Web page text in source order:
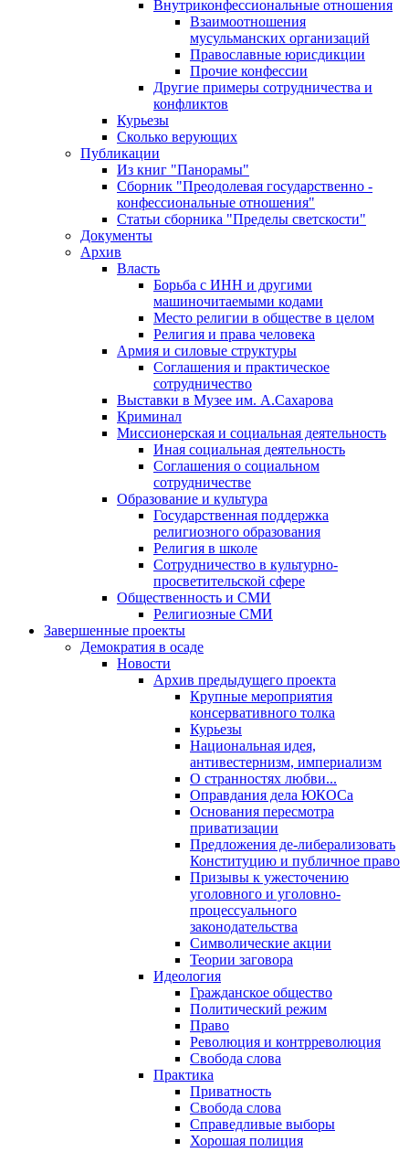
Внутриконфессиональные отношения
Взаимоотношения
мусульманских организаций
Православные юрисдикции
Прочие конфессии
Другие примеры сотрудничества и
конфликтов
Курьезы
Сколько верующих
Публикации
Из книг "Панорамы"
Сборник "Преодолевая государственно -
конфессиональные отношения"
Статьи сборника "Пределы светскости"
Документы
Архив
Власть
Борьба с ИНН и другими
машиночитаемыми кодами
Место религии в обществе в целом
Религия и права человека
Армия и силовые структуры
Соглашения и практическое
сотрудничество
Выставки в Музее им. А.Сахарова
Криминал
Миссионерская и социальная деятельность
Иная социальная деятельность
Соглашения о социальном
сотрудничестве
Образование и культура
Государственная поддержка
религиозного образования
Религия в школе
Сотрудничество в культурно-
просветительской сфере
Общественность и СМИ
Религиозные СМИ
Завершенные проекты
Демократия в осаде
Новости
Архив предыдущего проекта
Крупные мероприятия
консервативного толка
Курьезы
Национальная идея,
антивестернизм, империализм
О странностях любви...
Оправдания дела ЮКОСа
Основания пересмотра
приватизации
Предложения де-либерализовать
Конституцию и публичное право
Призывы к ужесточению
уголовного и уголовно-
процессуального
законодательства
Символические акции
Теории заговора
Идеология
Гражданское общество
Политический режим
Право
Революция и контрреволюция
Свобода слова
Практика
Приватность
Свобода слова
Справедливые выборы
Хорошая полиция